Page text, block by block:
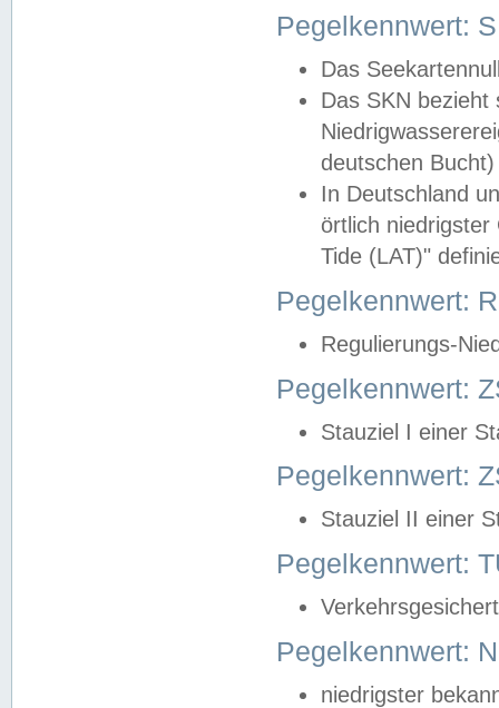
Pegelkennwert:
Das
Das SKN
deutschen
In Deutschland
örtlich
Tide (LAT)"
Pegelkennwert:
Regulierungs-
Pegelkennwert:
Stauziel I einer
Pegelkennwert:
Stauziel II einer
Pegelkennwert:
Pegelkennwert:
niedrigster